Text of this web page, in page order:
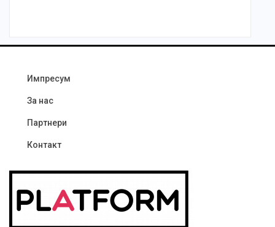
Импресум
За нас
Партнери
Контакт